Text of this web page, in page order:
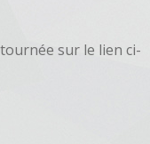
sur le lien ci-